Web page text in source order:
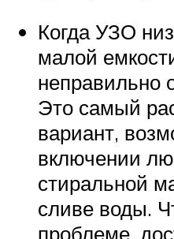
Когда УЗО
малой
неправильно
Это самый
вариант,
включении
стиральной
сливе воды.
проблеме,